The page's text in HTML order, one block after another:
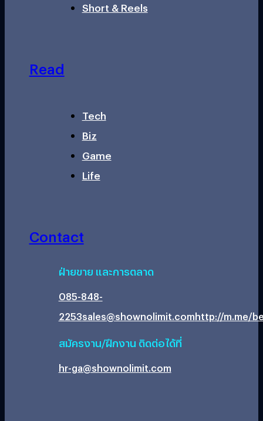
Short & Reels
Read
Tech
Biz
Game
Life
Contact
ฝ่ายขาย และการตลาด
085-848-
2253sales@shownolimit.comhttp://m.me/
สมัครงาน/ฝึกงาน ติดต่อได้ที่
hr-ga@shownolimit.com